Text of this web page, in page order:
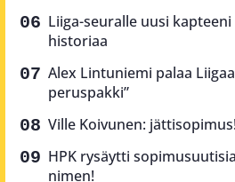
Liiga-seuralle uusi
historiaa
Alex Lintuniemi palaa
peruspakki”
Ville Koivunen: jättisopimus!
HPK rysäytti
nimen!